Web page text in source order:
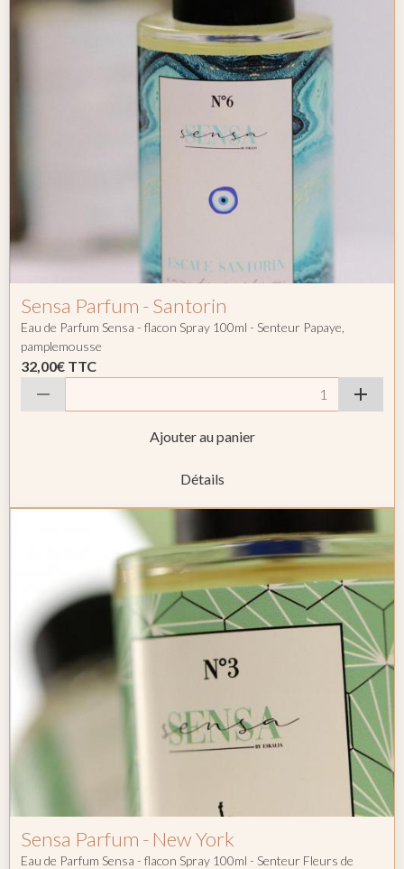
Sensa Parfum - Santorin
Eau de Parfum Sensa - flacon Spray 100ml - Senteur Papaye,
pamplemousse
32,00€ TTC
Ajouter au panier
Détails
Sensa Parfum - New York
Eau de Parfum Sensa - flacon Spray 100ml - Senteur Fleurs de